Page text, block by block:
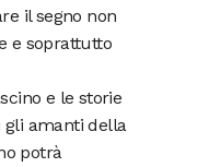
il segno non
e soprattutto
e le storie
amanti della
potrà